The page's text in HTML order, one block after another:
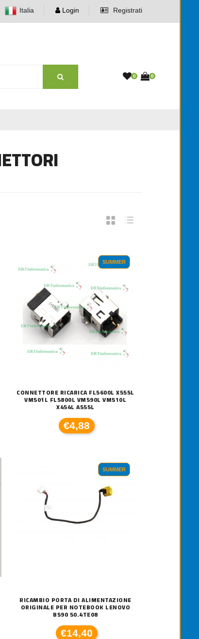
Italia Login Registrati
0 0
SUMMER
CONNETTORE RICARICA FL5600L X555L
VM501L FL5800L VM590L VM510L
X454L A555L
€4,88
SUMMER
RICAMBIO PORTA DI ALIMENTAZIONE
ORIGINALE PER NOTEBOOK LENOVO
B590 50.4TE08
€14,40